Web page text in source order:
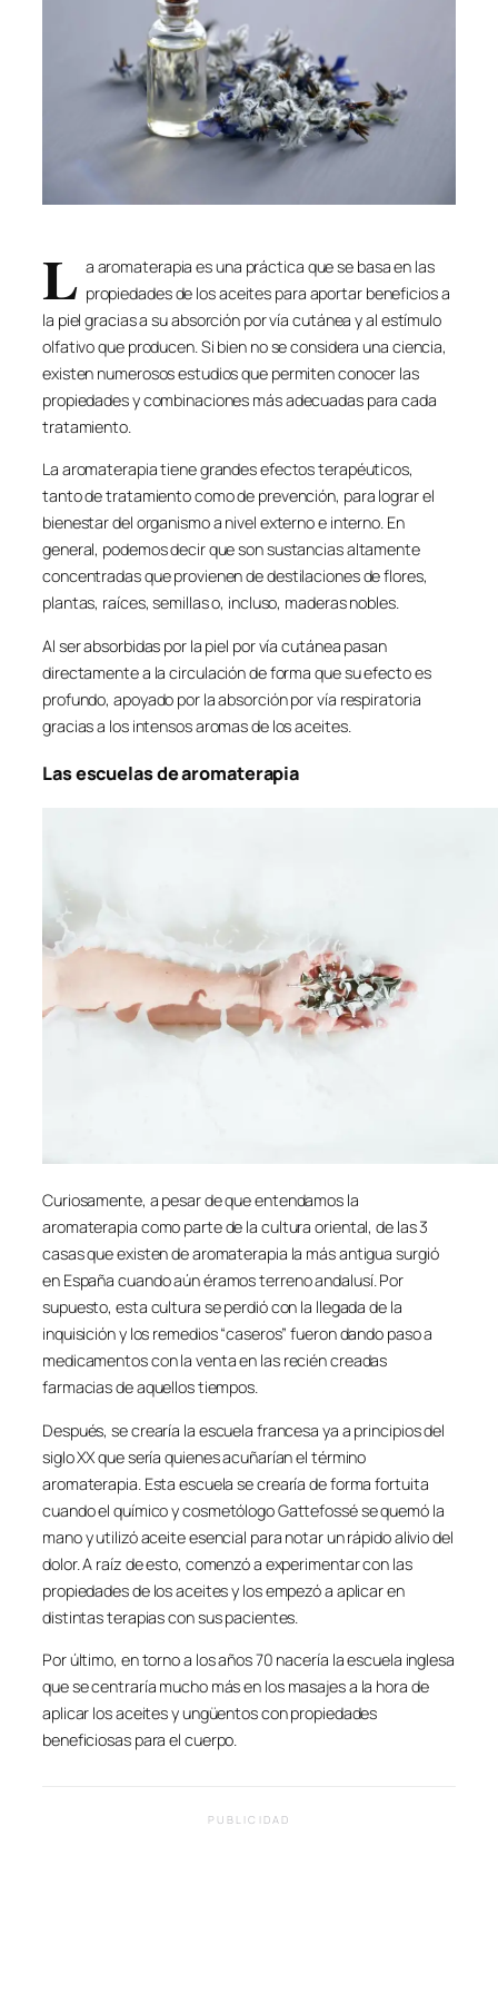
L a aromaterapia es una práctica que se basa en las
propiedades de los aceites para aportar beneficios a
la piel gracias a su absorción por vía cutánea y al estímulo
olfativo que producen. Si bien no se considera una ciencia,
existen numerosos estudios que permiten conocer las
propiedades y combinaciones más adecuadas para cada
tratamiento.
La aromaterapia tiene grandes efectos terapéuticos,
tanto de tratamiento como de prevención, para lograr el
bienestar del organismo a nivel externo e interno. En
general, podemos decir que son sustancias altamente
concentradas que provienen de destilaciones de flores,
plantas, raíces, semillas o, incluso, maderas nobles.
Al ser absorbidas por la piel por vía cutánea pasan
directamente a la circulación de forma que su efecto es
profundo, apoyado por la absorción por vía respiratoria
gracias a los intensos aromas de los aceites.
Las escuelas de aromaterapia
Curiosamente, a pesar de que entendamos la
aromaterapia como parte de la cultura oriental, de las 3
casas que existen de aromaterapia la más antigua surgió
en España cuando aún éramos terreno andalusí. Por
supuesto, esta cultura se perdió con la llegada de la
inquisición y los remedios “caseros” fueron dando paso a
medicamentos con la venta en las recién creadas
farmacias de aquellos tiempos.
Después, se crearía la escuela francesa ya a principios del
siglo XX que sería quienes acuñarían el término
aromaterapia. Esta escuela se crearía de forma fortuita
cuando el químico y cosmetólogo Gattefossé se quemó la
mano y utilizó aceite esencial para notar un rápido alivio del
dolor. A raíz de esto, comenzó a experimentar con las
propiedades de los aceites y los empezó a aplicar en
distintas terapias con sus pacientes.
Por último, en torno a los años 70 nacería la escuela inglesa
que se centraría mucho más en los masajes a la hora de
aplicar los aceites y ungüentos con propiedades
beneficiosas para el cuerpo.
PUBLICIDAD